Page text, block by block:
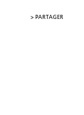
> PARTAGER